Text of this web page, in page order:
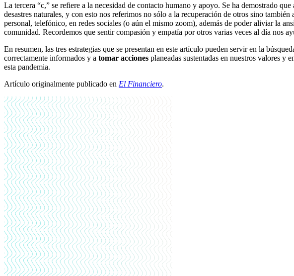
La tercera “c,” se refiere a la necesidad de contacto humano y apoyo. Se ha demostrado
desastres naturales, y con esto nos referimos no sólo a la recuperación de otros sino
personal, telefónico, en redes sociales (o aún el mismo zoom), además de poder aliviar la
comunidad. Recordemos que sentir compasión y empatía por otros varias veces al día nos
En resumen, las tres estrategias que se presentan en este artículo pueden servir en la
correctamente informados y a tomar acciones planeadas sustentadas en nuestros valores y
esta pandemia.
Artículo originalmente publicado en El Financiero.